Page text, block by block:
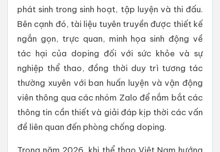
phát sinh trong sinh hoạt, tập luyện và thi đấu.
Bên cạnh đó, tài liệu tuyên truyền được thiết kế
ngắn gọn, trực quan, minh họa sinh động về
tác hại của doping đối với sức khỏe và sự
nghiệp thể thao, đồng thời duy trì tương tác
thường xuyên với ban huấn luyện và vận động
viên thông qua các nhóm Zalo để nắm bắt các
thông tin cần thiết và giải đáp kịp thời các vấn
đề liên quan đến phòng chống doping.
Trong năm 2026, khi thể thao Việt Nam hướng